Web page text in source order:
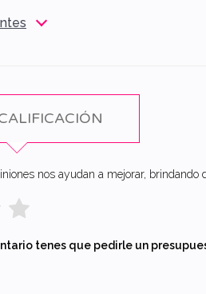
nos ayudan a mejorar,
tenes que pedirle un